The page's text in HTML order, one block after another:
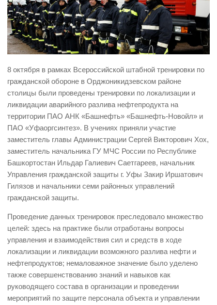
Виды деятельности
Обслуживание опасных производственных объектов
Оказание платных образовательных услуг
Памятки населению
Как стать спасателем
Уголок гражданской обороны
Пресс-центр
Конкурсы
Наша работа
Фотогалерея
Контакты
8 октября в рамках Всероссийской штабной тренировки по
гражданской обороне в Орджоникидзевском районе
столицы были проведены тренировки по локализации и
ликвидации аварийного разлива нефтепродукта на
территории ПАО АНК «Башнефть» «Башнефть-Новойл» и
ПАО «Уфаоргсинтез». В учениях приняли участие
заместитель главы Администрации Сергей Викторович Хох,
заместитель начальника ГУ МЧС России по Республике
Башкортостан Ильдар Галиевич Саетгареев, начальник
Управления гражданской защиты г. Уфы Закир Иршатович
Гилязов и начальники семи районных управлений
гражданской защиты.
Проведение данных тренировок преследовало множество
целей: здесь на практике были отработаны вопросы
управления и взаимодействия сил и средств в ходе
локализации и ликвидации возможного разлива нефти и
нефтепродуктов; немаловажное значение было уделено
также совершенствованию знаний и навыков как
руководящего состава в организации и проведении
мероприятий по защите персонала объекта и управлении